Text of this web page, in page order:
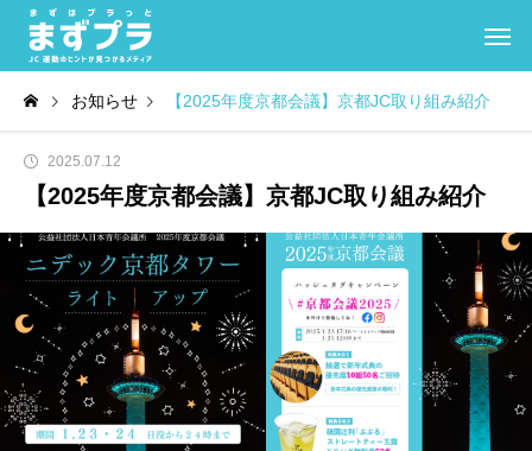
お知らせ 【2025年度京都会議】京都JC取り組み紹介
2025.07.12
【2025年度京都会議】京都JC取り組み紹介